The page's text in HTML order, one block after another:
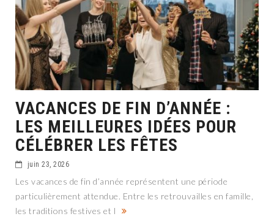
VACANCES DE FIN D’ANNÉE :
LES MEILLEURES IDÉES POUR
CÉLÉBRER LES FÊTES
juin 23, 2026
Les vacances de fin d’année représentent une période
particulièrement attendue. Entre les retrouvailles en famille,
les traditions festives et l